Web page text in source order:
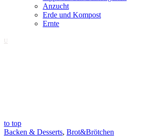
Anzucht
Erde und Kompost
Ernte
to top
Backen & Desserts, Brot&Brötchen